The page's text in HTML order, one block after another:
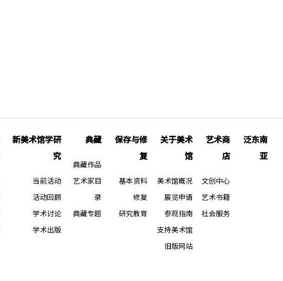
新美术馆学研
究
当前活动
活动回顾
学术讨论
学术出版
典藏
典藏作品
艺术家目
录
典藏专题
保存与修
复
基本资料
修复
研究教育
关于美术
馆
美术馆概况
展览申请
参观指南
支持美术馆
旧版网站
艺术商
店
文创中心
艺术书籍
社会服务
泛东南
亚